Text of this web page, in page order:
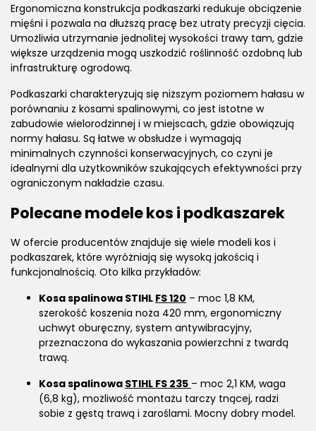
Ergonomiczna konstrukcja podkaszarki redukuje obciążenie
mięśni i pozwala na dłuższą pracę bez utraty precyzji cięcia.
Umożliwia utrzymanie jednolitej wysokości trawy tam, gdzie
większe urządzenia mogą uszkodzić roślinność ozdobną lub
infrastrukturę ogrodową.
Podkaszarki charakteryzują się niższym poziomem hałasu w
porównaniu z kosami spalinowymi, co jest istotne w
zabudowie wielorodzinnej i w miejscach, gdzie obowiązują
normy hałasu. Są łatwe w obsłudze i wymagają
minimalnych czynności konserwacyjnych, co czyni je
idealnymi dla użytkowników szukających efektywności przy
ograniczonym nakładzie czasu.
Polecane modele kos i podkaszarek
W ofercie producentów znajduje się wiele modeli kos i
podkaszarek, które wyróżniają się wysoką jakością i
funkcjonalnością. Oto kilka przykładów:
Kosa spalinowa STIHL FS 120 – moc 1,8 KM,
szerokość koszenia noża 420 mm, ergonomiczny
uchwyt oburęczny, system antywibracyjny,
przeznaczona do wykaszania powierzchni z twardą
trawą.
Kosa spalinowa STIHL FS 235 – moc 2,1 KM, waga
(6,8 kg), możliwość montażu tarczy tnącej, radzi
sobie z gęstą trawą i zaroślami. Mocny dobry model.